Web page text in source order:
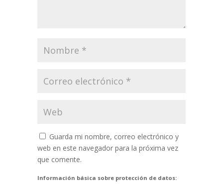
Guarda mi nombre, correo electrónico y
web en este navegador para la próxima vez
que comente.
Información básica sobre protección de datos: